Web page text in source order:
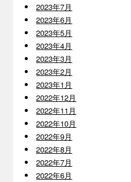
2023年7月
2023年6月
2023年5月
2023年4月
2023年3月
2023年2月
2023年1月
2022年12月
2022年11月
2022年10月
2022年9月
2022年8月
2022年7月
2022年6月